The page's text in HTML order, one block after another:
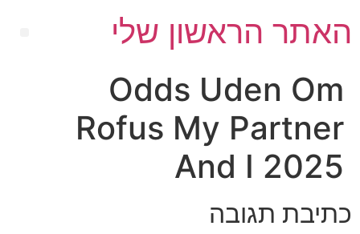
האתר הראשון שלי
Odds Uden Om
Rofus My Partner
And I 2025
כתיבת תגובה